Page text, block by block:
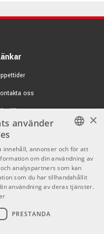
oss
GDPR & Cookies
SWEDISH
ENGLISH
×
använder
innehåll, annonser och för att
om din användning av
analyspartners som kan
som du har tillhandahållit
användning av deras tjänster.
PRESTANDA